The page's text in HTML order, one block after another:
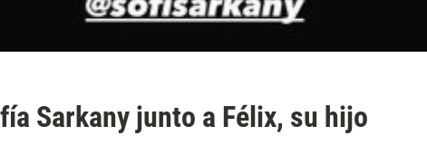
Sarkany junto a Félix, su hijo